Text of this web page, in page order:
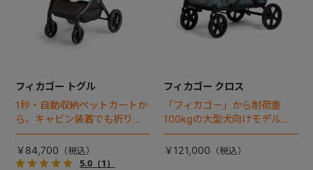
フィカゴー トグル
1秒・自動収納ペットカートか
ら、キャビン装着でも折りた
ためるモデルが登場！
￥84,700
5.0（1）
フィカゴー クロス
「フィカゴー」から耐荷重
100kgの大型犬向けモデルが
登場。
￥121,000